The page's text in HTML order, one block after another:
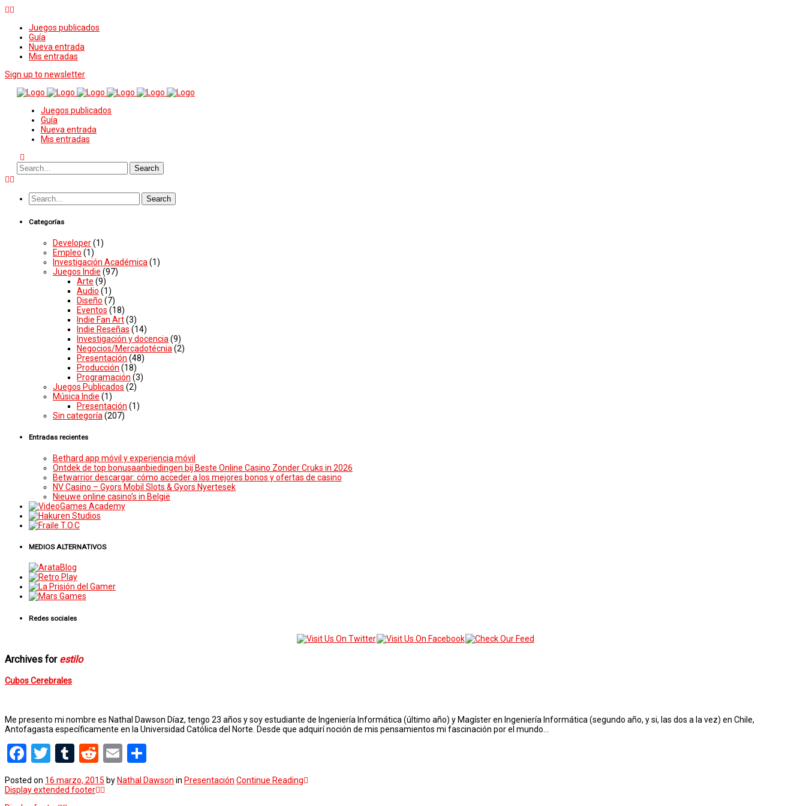
Juegos publicados
Guía
Nueva entrada
Mis entradas
Sign up to newsletter
Juegos publicados
Guía
Nueva entrada
Mis entradas
Categorías
Developer(1)
Empleo (1)
Investigación Académica (1)
Juegos Indie (97)
Arte (9)
Audio (1)
Diseño (7)
Eventos (18)
Indie Fan Art(3)
Indie Reseñas (14)
Investigación y docencia (9)
Negocios/Mercadotécnia (2)
Presentación (48)
Producción (18)
Programación (3)
Juegos Publicados (2)
Música Indie (1)
Presentación (1)
Sin categoría (207)
Entradas recientes
Bethard app móvil y experiencia móvil
Ontdek de top bonusaanbiedingen bij Beste Online Casino Zonder Cruks in 2026
Betwarrior descargar: cómo acceder a los mejores bonos y ofertas de casino
NV Casino – Gyors Mobil Slots & Gyors Nyertesek
Nieuwe online casino’s in België
MEDIOS ALTERNATIVOS
Redes sociales
Archives for estilo
Cubos Cerebrales
Me presento mi nombre es Nathal Dawson Díaz, tengo 23 años y soy estudiante de Ingeniería Informática (último año) y Magíster en Ingeniería Informática (segundo año, y si, las dos a la vez) en Chile,
Antofagasta específicamente en la Universidad Católica del Norte. Desde que adquirí noción de mis pensamientos mi fascinación por el mundo…
Facebook
Twitter
Tumblr
Reddit
Email
Posted on 16 marzo, 2015 by Nathal Dawson in Presentación Continue Reading
Display extended footer